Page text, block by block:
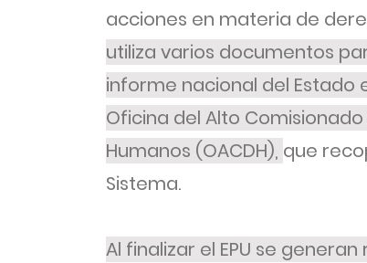
acciones en materia de
utiliza varios documentos
informe nacional del Estado
Oficina del Alto
Humanos (OACDH), que
Sistema.
Al finalizar el EPU se